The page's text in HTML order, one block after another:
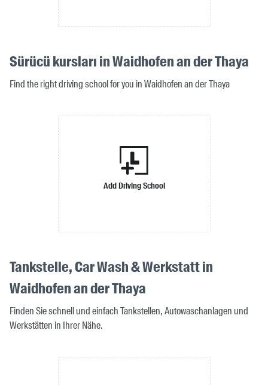
Sürücü kursları in Waidhofen an der Thaya
Find the right driving school for you in Waidhofen an der Thaya
Add Driving School
Tankstelle, Car Wash & Werkstatt in
Waidhofen an der Thaya
Finden Sie schnell und einfach Tankstellen, Autowaschanlagen und
Werkstätten in Ihrer Nähe.